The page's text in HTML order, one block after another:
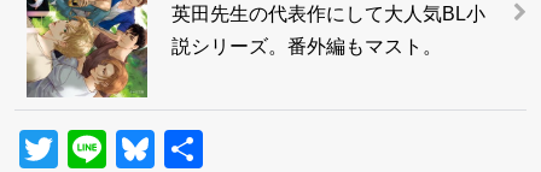
英田先生の代表作にして大人気BL小
説シリーズ。番外編もマスト。
Twitter
LineBluesky